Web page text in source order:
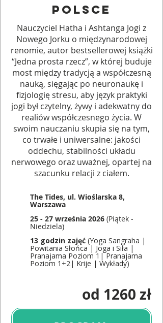
polsce
Nauczyciel Hatha i Ashtanga Jogi z
Nowego Jorku o międzynarodowej
renomie, autor bestsellerowej książki
“Jedna prosta rzecz”, w której buduje
most między tradycją a współczesną
nauką, sięgając po neuronaukę i
fizjologię stresu, aby język praktyki
jogi był czytelny, żywy i adekwatny do
realiów współczesnego życia. W
swoim nauczaniu skupia się na tym,
co trwałe i uniwersalne: jakości
oddechu, stabilności układu
nerwowego oraz uważnej, opartej na
szacunku relacji z ciałem.
The Tides, ul. Wioślarska 8,
Warszawa
25 - 27 września 2026 (Piątek -
Niedziela)
13 godzin zajęć (Yoga Sangraha |
Powitania Słońca | Joga i Siła |
Pranajama Poziom 1| Pranajama
Poziom 1+2| Krije | Wykłady)
od 1260 zł